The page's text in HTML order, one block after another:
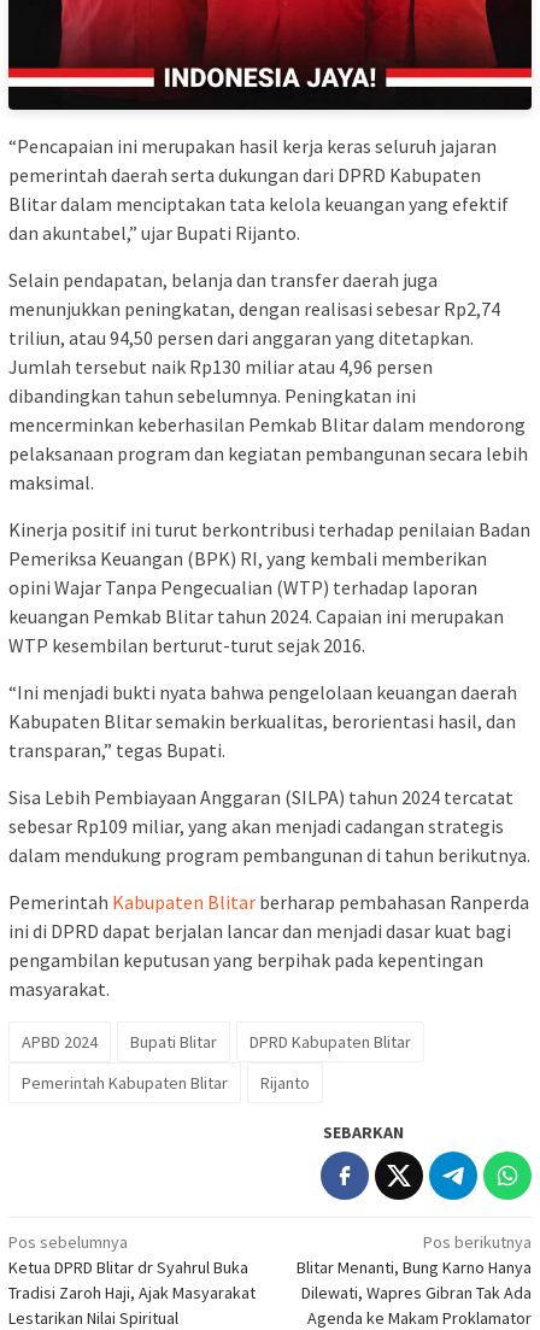
“Pencapaian ini merupakan hasil kerja keras seluruh jajaran
pemerintah daerah serta dukungan dari DPRD Kabupaten
Blitar dalam menciptakan tata kelola keuangan yang efektif
dan akuntabel,” ujar Bupati Rijanto.
Selain pendapatan, belanja dan transfer daerah juga
menunjukkan peningkatan, dengan realisasi sebesar Rp2,74
triliun, atau 94,50 persen dari anggaran yang ditetapkan.
Jumlah tersebut naik Rp130 miliar atau 4,96 persen
dibandingkan tahun sebelumnya. Peningkatan ini
mencerminkan keberhasilan Pemkab Blitar dalam mendorong
pelaksanaan program dan kegiatan pembangunan secara lebih
maksimal.
Kinerja positif ini turut berkontribusi terhadap penilaian Badan
Pemeriksa Keuangan (BPK) RI, yang kembali memberikan
opini Wajar Tanpa Pengecualian (WTP) terhadap laporan
keuangan Pemkab Blitar tahun 2024. Capaian ini merupakan
WTP kesembilan berturut-turut sejak 2016.
“Ini menjadi bukti nyata bahwa pengelolaan keuangan daerah
Kabupaten Blitar semakin berkualitas, berorientasi hasil, dan
transparan,” tegas Bupati.
Sisa Lebih Pembiayaan Anggaran (SILPA) tahun 2024 tercatat
sebesar Rp109 miliar, yang akan menjadi cadangan strategis
dalam mendukung program pembangunan di tahun berikutnya.
Pemerintah Kabupaten Blitar berharap pembahasan Ranperda
ini di DPRD dapat berjalan lancar dan menjadi dasar kuat bagi
pengambilan keputusan yang berpihak pada kepentingan
masyarakat.
APBD 2024 Bupati Blitar
DPRD Kabupaten Blitar
Pemerintah Kabupaten Blitar
Rijanto
SEBARKAN
Navigasi
pos
Pos sebelumnya
Ketua DPRD Blitar dr Syahrul Buka
Tradisi Zaroh Haji, Ajak Masyarakat
Lestarikan Nilai Spiritual
Pos berikutnya
Blitar Menanti, Bung Karno Hanya
Dilewati, Wapres Gibran Tak Ada
Agenda ke Makam Proklamator